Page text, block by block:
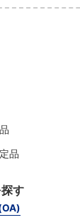
品
す